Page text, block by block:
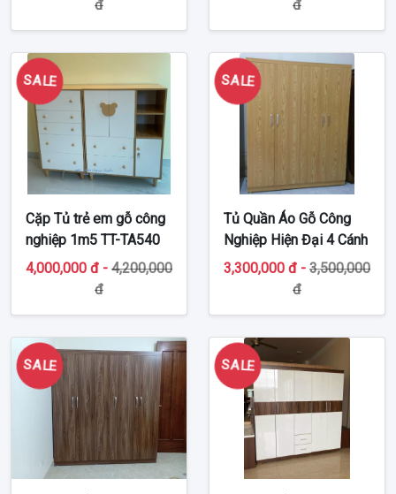
đ đ
SALE
Cặp Tủ trẻ em gỗ công
nghiệp 1m5 TT-TA540
4,000,000 đ - 4,200,000
đ
SALE
Tủ Quần Áo Gỗ Công
Nghiệp Hiện Đại 4 Cánh
TT-MDF37
3,300,000 đ - 3,500,000
đ
SALE SALE